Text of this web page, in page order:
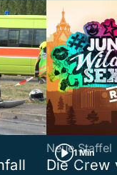
1 Min
Neue Staffel
Die Crew